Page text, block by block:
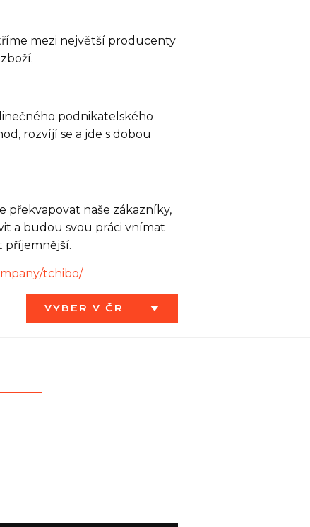
mezi největší producenty
podnikatelského
rozvíjí se a jde s dobou
překvapovat naše zákazníky,
a budou svou práci vnímat
příjemnější.
tchibo/
VYBER V ČR